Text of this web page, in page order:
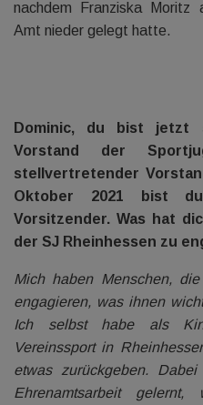
nachdem Franziska Moritz
Amt nieder gelegt hatte.
Dominic, du bist jetzt
Vorstand der
stellvertretender
Oktober 2021 bist du
Vorsitzender. Was hat
der SJ Rheinhessen zu
Mich haben Menschen,
engagieren, was ihnen
Ich selbst habe als
Vereinssport in
etwas zurückgeben.
Ehrenamtsarbeit